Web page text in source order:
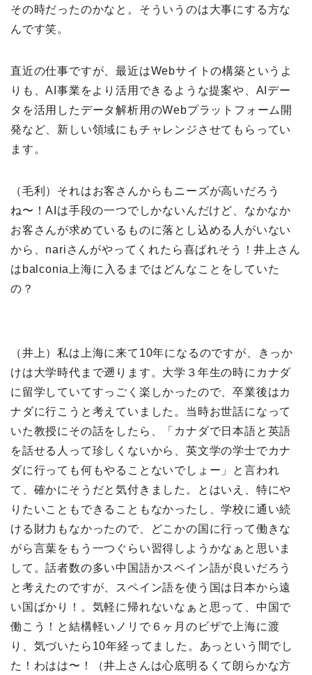
その時だったのかなと。そういうのは大事にする方な
んです笑。
直近の仕事ですが、最近はWebサイトの構築というよ
りも、AI事業をより活用できるような提案や、AIデー
タを活用したデータ解析用のWebプラットフォーム開
発など、新しい領域にもチャレンジさせてもらってい
ます。
（毛利）それはお客さんからもニーズが高いだろう
ね〜！AIは手段の一つでしかないんだけど、なかなか
お客さんが求めているものに落とし込める人がいない
から、nariさんがやってくれたら喜ばれそう！井上さん
はbalconia上海に入るまではどんなことをしていた
の？
（井上）私は上海に来て10年になるのですが、きっか
けは大学時代まで遡ります。大学３年生の時にカナダ
に留学していてすっごく楽しかったので、卒業後はカ
ナダに行こうと考えていました。当時お世話になって
いた教授にその話をしたら、「カナダで日本語と英語
を話せる人って珍しくないから、英文学の学士でカナ
ダに行っても何もやることないでしょー」と言われ
て、確かにそうだと気付きました。とはいえ、特にや
りたいこともできることもなかったし、学校に通い続
ける財力もなかったので、どこかの国に行って働きな
がら言葉をもう一つぐらい習得しようかなぁと思いま
して。話者数の多い中国語かスペイン語が良いだろう
と考えたのですが、スペイン語を使う国は日本から遠
い国ばかり！。気軽に帰れないなぁと思って、中国で
働こう！と結構軽いノリで６ヶ月のビザで上海に渡
り、気づいたら10年経ってました。あっという間でし
た！わはは〜！（井上さんは心底明るくて朗らかな方